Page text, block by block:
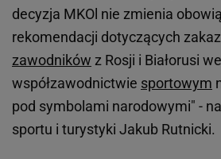
decyzja MKOl nie zmienia
rekomendacji dotyczących
zawodników z Rosji i Białorusi we
współzawodnictwie sportowym
pod symbolami narodowymi" -
sportu i turystyki Jakub Rutnicki.